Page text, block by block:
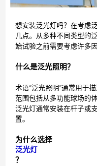
想安装泛光灯吗？在考虑
几点。从多种不同类型的
始试验之前需要考虑许多因
什么是泛光照明？
术语“泛光照明”通常用于
范围包括从多功能球场的
泛光灯通常安装在杆子或
置。
为什么选择
泛光灯
？